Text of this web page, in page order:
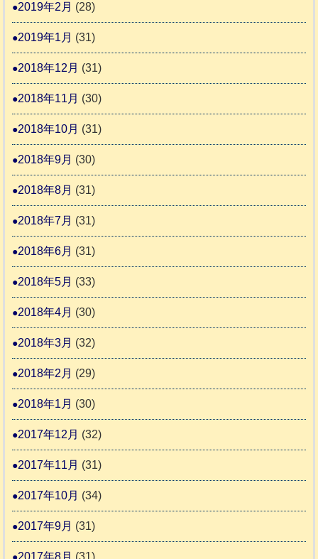
2019年2月 (28)
2019年1月 (31)
2018年12月 (31)
2018年11月 (30)
2018年10月 (31)
2018年9月 (30)
2018年8月 (31)
2018年7月 (31)
2018年6月 (31)
2018年5月 (33)
2018年4月 (30)
2018年3月 (32)
2018年2月 (29)
2018年1月 (30)
2017年12月 (32)
2017年11月 (31)
2017年10月 (34)
2017年9月 (31)